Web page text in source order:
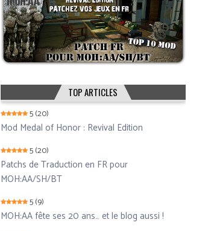
TOP ARTICLES
5(20)
Mod Medal of Honor : Revival Edition
5(20)
Patchs de Traduction en FR pour
MOH:AA/SH/BT
5(9)
MOH:AA fête ses 20 ans… et le blog aussi !